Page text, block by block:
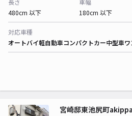
長さ
480cm 以下
車幅
180cm 以下
対応車種
オートバイ軽自動車コンパクトカー中型車
宮崎邸東池尻町